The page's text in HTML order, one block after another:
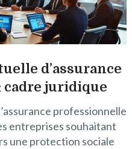
d’assurance
juridique
professionnelle
entreprises souhaitant
une protection sociale